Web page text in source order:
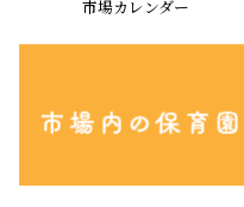
市場カレンダー